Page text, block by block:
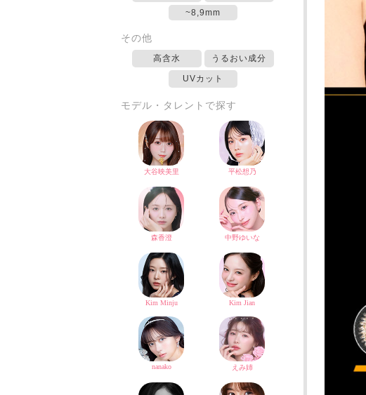
~8,9mm
その他
高含水 うるおい成分
UVカット
モデル・タレントで探す